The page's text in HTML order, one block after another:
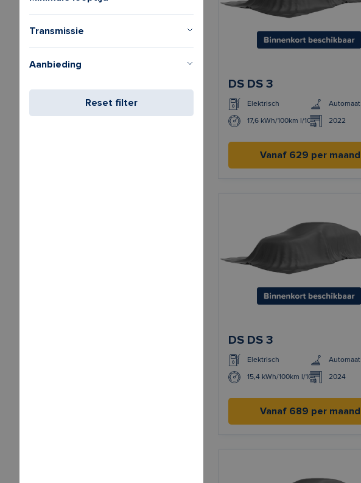
Transmissie
Aanbieding
Reset filter
DS DS 3
Elektrisch Automaat
17,6 kWh/100km l/100km 2022
Vanaf 629 per maand
DS DS 3
Elektrisch Automaat
15,4 kWh/100km l/100km 2024
Vanaf 689 per maand